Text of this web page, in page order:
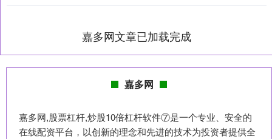
嘉多网文章已加载完成
嘉多网
嘉多网,股票杠杆,炒股10倍杠杆软件⑦是一个专业、安全的
在线配资平台，以创新的理念和先进的技术为投资者提供全